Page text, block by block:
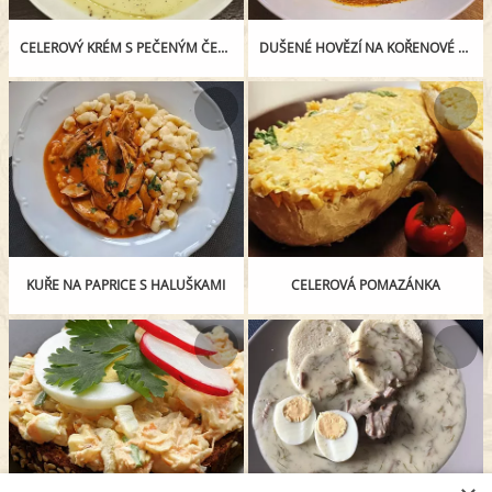
CELEROVÝ KRÉM S PEČENÝM ČESNEKEM A RESTOVANOU MRKVÍ DUŠENÉ HOVĚZÍ NA KOŘENOVÉ ZELENINĚ
KUŘE NA PAPRICE S HALUŠKAMI CELEROVÁ POMAZÁNKA